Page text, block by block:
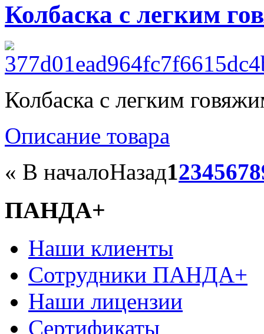
Колбаска с легким
Колбаска с легким
Описание товара
« В началоНазад12345678
ПАНДА+
Наши клиенты
Сотрудники ПАНДА+
Наши лицензии
Сертификаты